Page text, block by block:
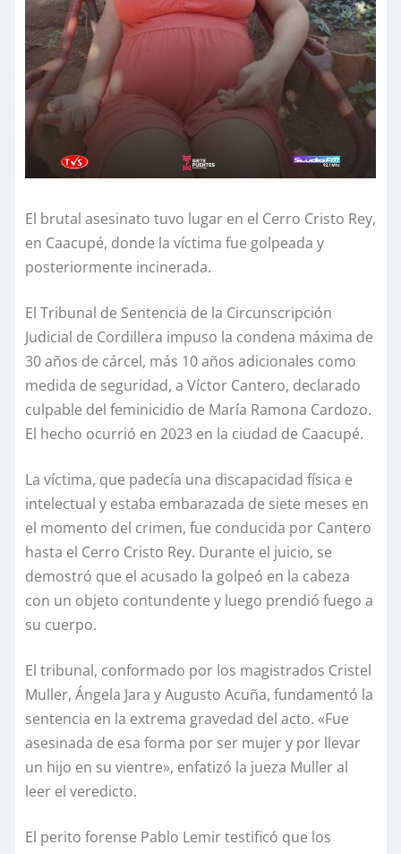
El brutal asesinato tuvo lugar en el Cerro Cristo Rey,
en Caacupé, donde la víctima fue golpeada y
posteriormente incinerada.
El Tribunal de Sentencia de la Circunscripción
Judicial de Cordillera impuso la condena máxima de
30 años de cárcel, más 10 años adicionales como
medida de seguridad, a Víctor Cantero, declarado
culpable del feminicidio de María Ramona Cardozo.
El hecho ocurrió en 2023 en la ciudad de Caacupé.
La víctima, que padecía una discapacidad física e
intelectual y estaba embarazada de siete meses en
el momento del crimen, fue conducida por Cantero
hasta el Cerro Cristo Rey. Durante el juicio, se
demostró que el acusado la golpeó en la cabeza
con un objeto contundente y luego prendió fuego a
su cuerpo.
El tribunal, conformado por los magistrados Cristel
Muller, Ángela Jara y Augusto Acuña, fundamentó la
sentencia en la extrema gravedad del acto. «Fue
asesinada de esa forma por ser mujer y por llevar
un hijo en su vientre», enfatizó la jueza Muller al
leer el veredicto.
El perito forense Pablo Lemir testificó que los